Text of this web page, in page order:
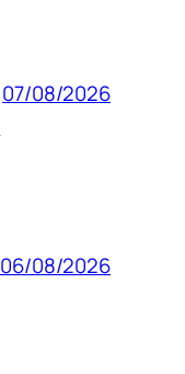
07/08/2026
06/08/2026